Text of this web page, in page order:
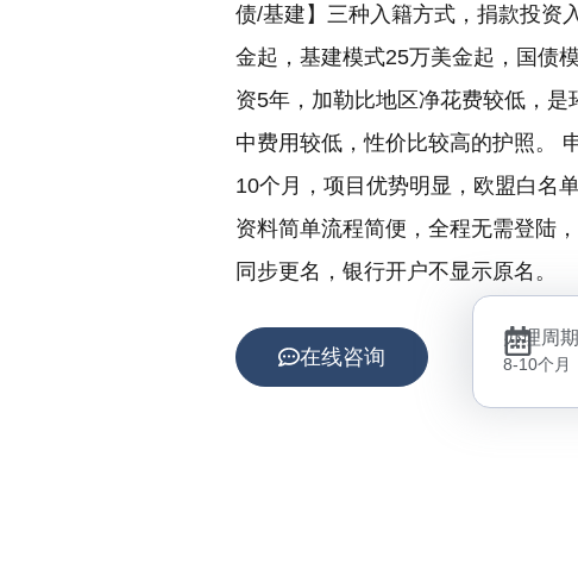
债/基建】三种入籍方式，捐款投资
金起，基建模式25万美金起，国债
资5年，加勒比地区净花费较低，是
中费用较低，性价比较高的护照。
10个月，项目优势明显，欧盟白名
资料简单流程简便，全程无需登陆
同步更名，银行开户不显示原名。
在线咨询
办理周期
8-10个月